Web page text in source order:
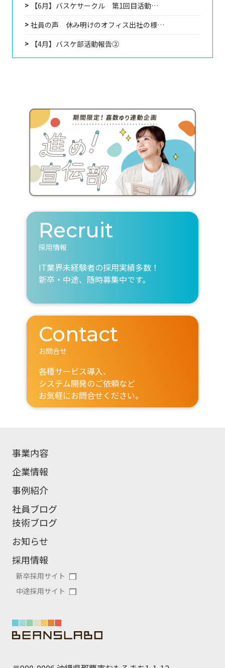
【6月】バスケサークル 第1回目活動…
社員の声 休み明けのオフィス出社の様…
【4月】バスケ部活動報告②
Recruit
採用情報
IT業界未経験者の採用実績多数！
新卒・中途、随時募集中です。
Contact
お問合せ
各種サービス導入、
システム開発のご依頼など
お気軽にお問合せください。
事業内容
企業情報
事例紹介
社員ブログ
技術ブログ
お知らせ
採用情報
新卒採用サイト
中途採用サイト